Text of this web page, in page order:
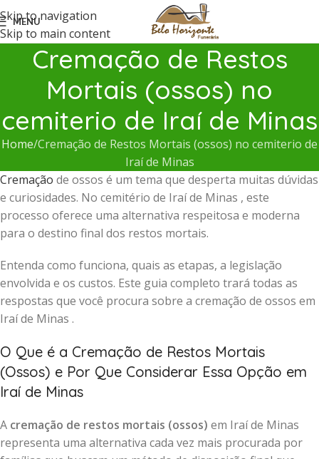
Skip to navigation
Skip to main content
MENU
Cremação de Restos
Mortais (ossos) no
cemiterio de Iraí de Minas
Home Cremação de Restos Mortais (ossos) no cemiterio de
Iraí de Minas
Cremação de ossos é um tema que desperta muitas dúvidas
e curiosidades. No cemitério de Iraí de Minas , este
processo oferece uma alternativa respeitosa e moderna
para o destino final dos restos mortais.
Entenda como funciona, quais as etapas, a legislação
envolvida e os custos. Este guia completo trará todas as
respostas que você procura sobre a cremação de ossos em
Iraí de Minas .
O Que é a Cremação de Restos Mortais
(Ossos) e Por Que Considerar Essa Opção em
Iraí de Minas
A cremação de restos mortais (ossos) em Iraí de Minas
representa uma alternativa cada vez mais procurada por